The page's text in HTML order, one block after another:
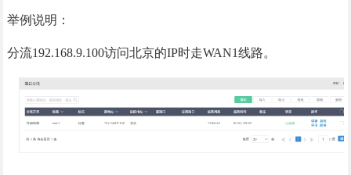
举例说明：
分流192.168.9.100访问北京的IP时走WAN1线路。